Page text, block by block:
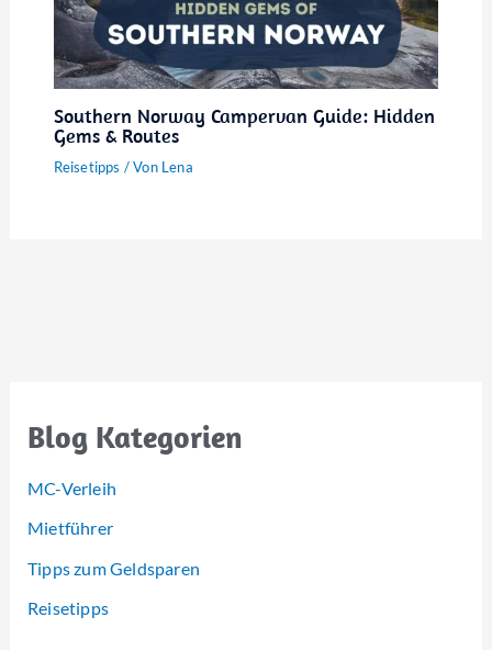
Southern Norway Campervan Guide: Hidden
Gems & Routes
Reisetipps / Von Lena
Blog Kategorien
MC-Verleih
Mietführer
Tipps zum Geldsparen
Reisetipps